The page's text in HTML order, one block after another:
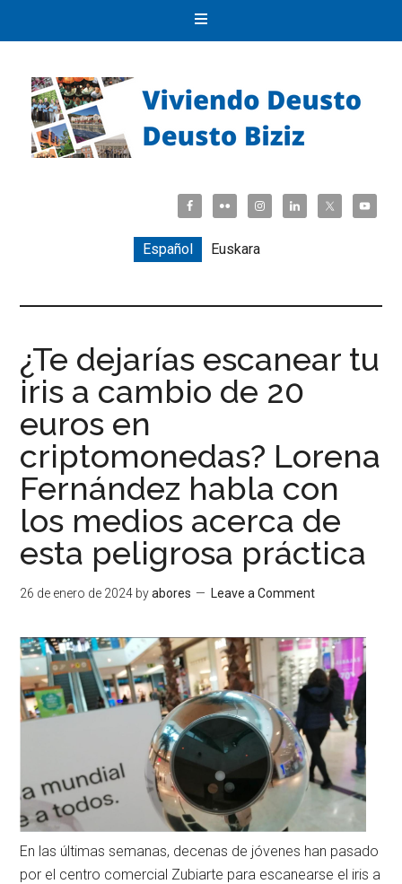
Español Euskara
¿Te dejarías escanear tu
iris a cambio de 20
euros en
criptomonedas? Lorena
Fernández habla con
los medios acerca de
esta peligrosa práctica
26 de enero de 2024 byabores Leave a Comment
En las últimas semanas, decenas de jóvenes han pasado
por el centro comercial Zubiarte para escanearse el iris a